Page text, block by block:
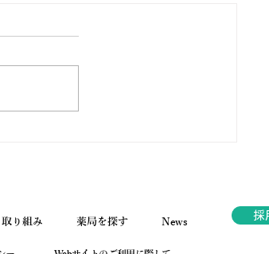
取り組み 薬局を探す News
採